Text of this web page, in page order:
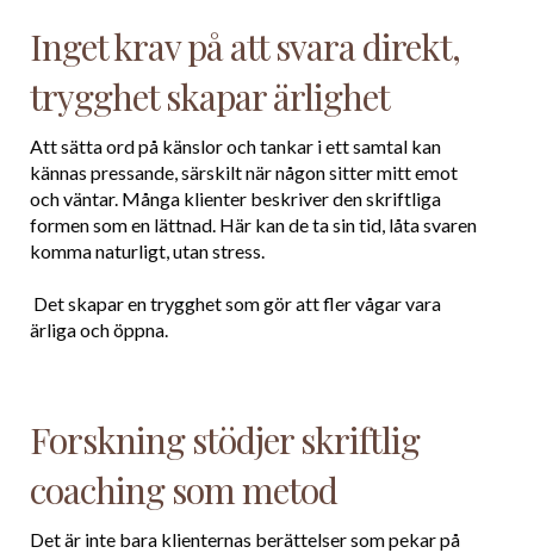
Inget krav på att svara direkt,
trygghet skapar ärlighet
Att sätta ord på känslor och tankar i ett samtal kan
kännas pressande, särskilt när någon sitter mitt emot
och väntar. Många klienter beskriver den skriftliga
formen som en lättnad. Här kan de ta sin tid, låta svaren
komma naturligt, utan stress.
Det skapar en trygghet som gör att fler vågar vara
ärliga och öppna.
Forskning stödjer skriftlig
coaching som metod
Det är inte bara klienternas berättelser som pekar på